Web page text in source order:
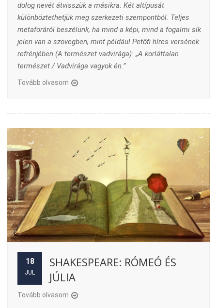
dolog nevét átvisszük a másikra. Két altípusát
különböztethetjük meg szerkezeti szempontból. Teljes
metaforáról beszélünk, ha mind a képi, mind a fogalmi sík
jelen van a szövegben, mint például Petőfi híres versének
refrénjében (A természet vadvirága): „A korláttalan
természet / Vadvirága vagyok én.”
Tovább olvasom
18
JUL
SHAKESPEARE: RÓMEÓ ÉS
JÚLIA
Tovább olvasom